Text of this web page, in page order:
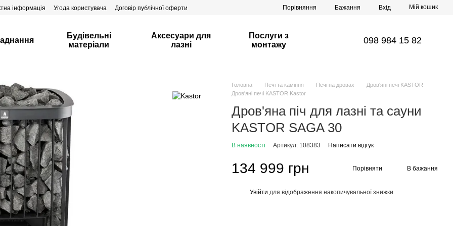
інформація Угода користувача Договір публічної оферти Порівняння Бажання Вхід Мій кошик
Будівельні
матеріали
Аксесуари для
лазні
Послуги з
монтажу
098 984 15 82
Головна Печі та каміння Печі на дровах
Дров'яні печі KASTOR
Дров'яні печі KASTOR Kastor
Дров'яна піч для лазні та сауни
KASTOR SAGA 30
В наявності Артикул: 108383 Написати відгук
134 999 грн Порівняти В бажання
Увійти для відображення накопичувальної знижки